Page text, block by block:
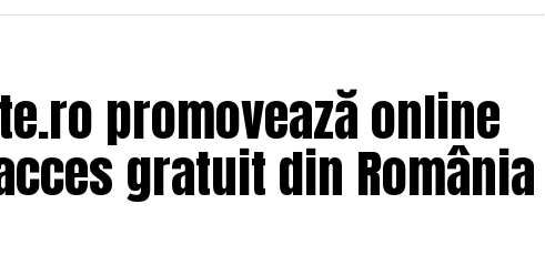
promovează online
gratuit din România